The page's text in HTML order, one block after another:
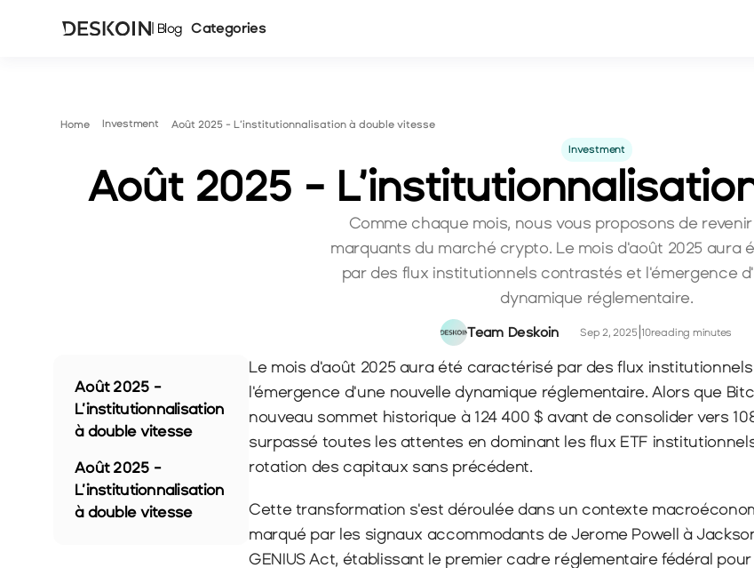
| Blog Categories
Home Investment Août 2025 - L’institutionnalisation à double vitesse
Investment
Août 2025 -
Comme chaque mois, nous vous proposons de
marquants du marché crypto. Le mois d'août 2025 aura
par des flux institutionnels contrastés et l'émergence
dynamique réglementaire.
Team Deskoin Sep 2, 2025 10reading minutes
Août 2025 -
L’institutionnalisation
à double vitesse
Août 2025 -
L’institutionnalisation
à double vitesse
Le mois d'août 2025 aura été caractérisé par des flux
l'émergence d'une nouvelle dynamique réglementaire. Alors que
nouveau sommet historique à 124 400 $ avant de consolider vers
surpassé toutes les attentes en dominant les flux ETF
rotation des capitaux sans précédent.
Cette transformation s'est déroulée dans un contexte
marqué par les signaux accommodants de Jerome Powell à
GENIUS Act, établissant le premier cadre réglementaire fédéral